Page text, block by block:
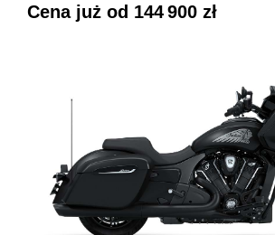
Cena już od 144 900 zł